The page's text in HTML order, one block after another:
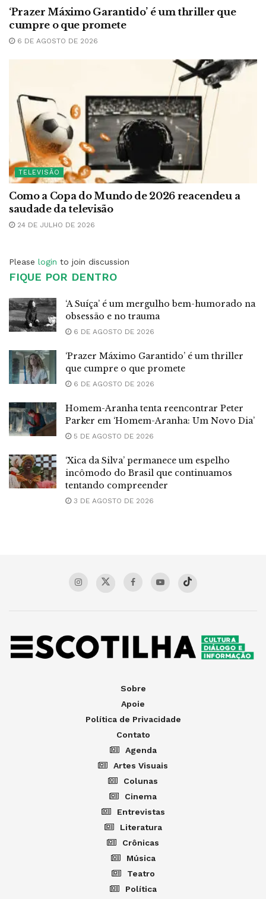
‘Prazer Máximo Garantido’ é um thriller que
cumpre o que promete
6 DE AGOSTO DE 2026
TELEVISÃO
Como a Copa do Mundo de 2026 reacendeu a
saudade da televisão
24 DE JULHO DE 2026
Please login to join discussion
FIQUE POR DENTRO
‘A Suíça’ é um mergulho bem-humorado na
obsessão e no trauma
6 DE AGOSTO DE 2026
‘Prazer Máximo Garantido’ é um thriller
que cumpre o que promete
6 DE AGOSTO DE 2026
Homem-Aranha tenta reencontrar Peter
Parker em ‘Homem-Aranha: Um Novo Dia’
5 DE AGOSTO DE 2026
‘Xica da Silva’ permanece um espelho
incômodo do Brasil que continuamos
tentando compreender
3 DE AGOSTO DE 2026
Sobre
Apoie
Política de Privacidade
Contato
Agenda
Artes Visuais
Colunas
Cinema
Entrevistas
Literatura
Crônicas
Música
Teatro
Política